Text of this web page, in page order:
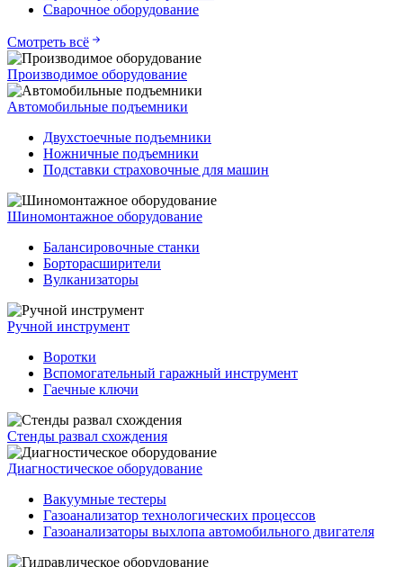
Сварочное оборудование
Смотреть всё
Производимое оборудование
Автомобильные подъемники
Двухстоечные подъемники
Ножничные подъемники
Подставки страховочные для машин
Шиномонтажное оборудование
Балансировочные станки
Борторасширители
Вулканизаторы
Ручной инструмент
Воротки
Вспомогательный гаражный инструмент
Гаечные ключи
Стенды развал схождения
Диагностическое оборудование
Вакуумные тестеры
Газоанализатор технологических процессов
Газоанализаторы выхлопа автомобильного двигателя